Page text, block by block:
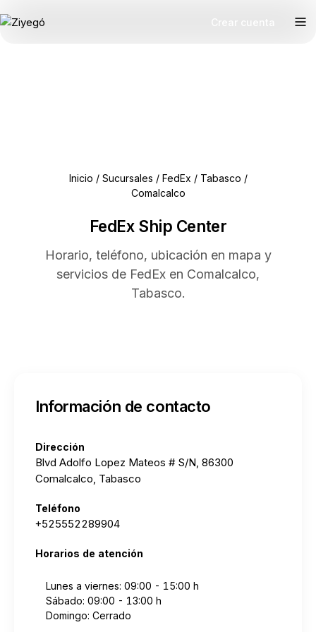
Inicio / Sucursales / FedEx / Tabasco /
Comalcalco
FedEx Ship Center
Horario, teléfono, ubicación en mapa y
servicios de FedEx en Comalcalco,
Tabasco.
Información de contacto
Dirección
Blvd Adolfo Lopez Mateos # S/N, 86300
Comalcalco, Tabasco
Teléfono
+525552289904
Horarios de atención
Lunes a viernes: 09:00 - 15:00 h
Sábado: 09:00 - 13:00 h
Domingo: Cerrado